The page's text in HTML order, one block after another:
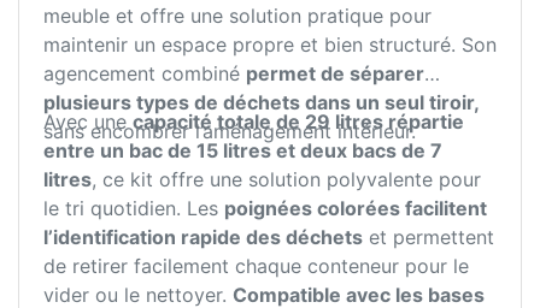
meuble et offre une solution pratique pour
maintenir un espace propre et bien structuré. Son
agencement combiné permet de séparer
plusieurs types de déchets dans un seul tiroir,
sans encombrer l’aménagement intérieur.
Avec une capacité totale de 29 litres répartie
entre un bac de 15 litres et deux bacs de 7
litres, ce kit offre une solution polyvalente pour
le tri quotidien. Les poignées colorées facilitent
l’identification rapide des déchets et permettent
de retirer facilement chaque conteneur pour le
vider ou le nettoyer. Compatible avec les bases